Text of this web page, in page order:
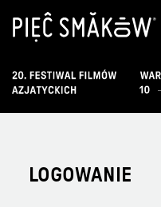
LOGOWANIE